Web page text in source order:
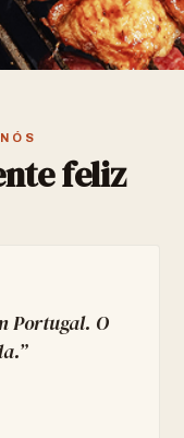
feliz
Portugal. O
”